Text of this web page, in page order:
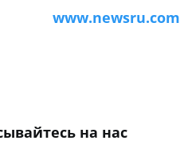
www.newsru.com
на нас